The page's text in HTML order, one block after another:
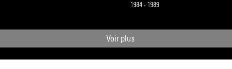
1984 - 1989
Voir plus